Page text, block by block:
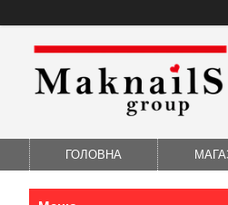
ГОЛОВНА